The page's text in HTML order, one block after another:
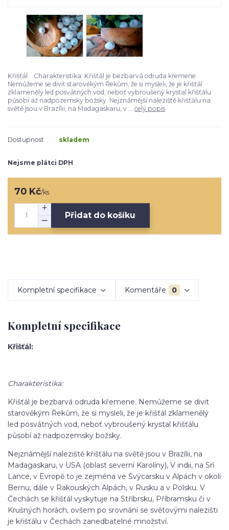
Křišťál: Charakteristika: Křišťál je bezbarvá odruda křemene.
Nemůžeme se divit starověkým Řekům, že si mysleli, že je křišťál
zklamenělý led posvátných vod, neboť vybroušený krystal křišťálu
působí až nadpozemsky božsky. Nejznámější naleziště křišťálu na
světě jsou v Brazílii, na Madagaskaru, v ... celý popis
Dostupnost skladem
Nejsme plátci DPH
70 Kč/ks
Přidat do košíku
Kompletní specifikace Komentáře 0
Kompletní specifikace
Křišťál:
Charakteristika:
Křišťál je bezbarvá odruda křemene. Nemůžeme se divit
starověkým Řekům, že si mysleli, že je křišťál zklamenělý
led posvátných vod, neboť vybroušený krystal křišťálu
působí až nadpozemsky božsky.
Nejznámější naleziště křišťálu na světě jsou v Brazílii, na
Madagaskaru, v USA (oblast severní Karolíny), V indii, na Srí
Lance, v Evropě to je zejména ve Švýcarsku v Alpách v okolí
Bernu, dále v Rakouských Alpách, v Rusku a v Polsku. V
Čechách se křišťál vyskytuje na Stříbrsku, Příbramsku či v
Krušných horách, ovšem po srovnání se světovými nalezišti
je křišťálu v Čechách zanedbatelné množství.